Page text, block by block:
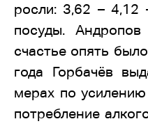
росли: 3,62 – 4,12
посуды.
счастье опять
года Горбачёв
мерах по
потребление